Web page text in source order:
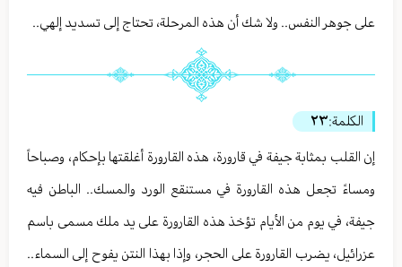
على جوهر النفس.. ولا شك أن هذه المرحلة، تحتاج إلى تسديد إلهي..
الكلمة:٢٣
إن القلب بمثابة جيفة في قارورة، هذه القارورة أغلقتها بإحكام، وصباحاً
ومساءً تجعل هذه القارورة في مستنقع الورد والمسك.. الباطن فيه
جيفة، في يوم من الأيام تؤخذ هذه القارورة على يد ملك مسمى باسم
عزرائيل، يضرب القارورة على الحجر، وإذا بهذا النتن يفوح إلى السماء..